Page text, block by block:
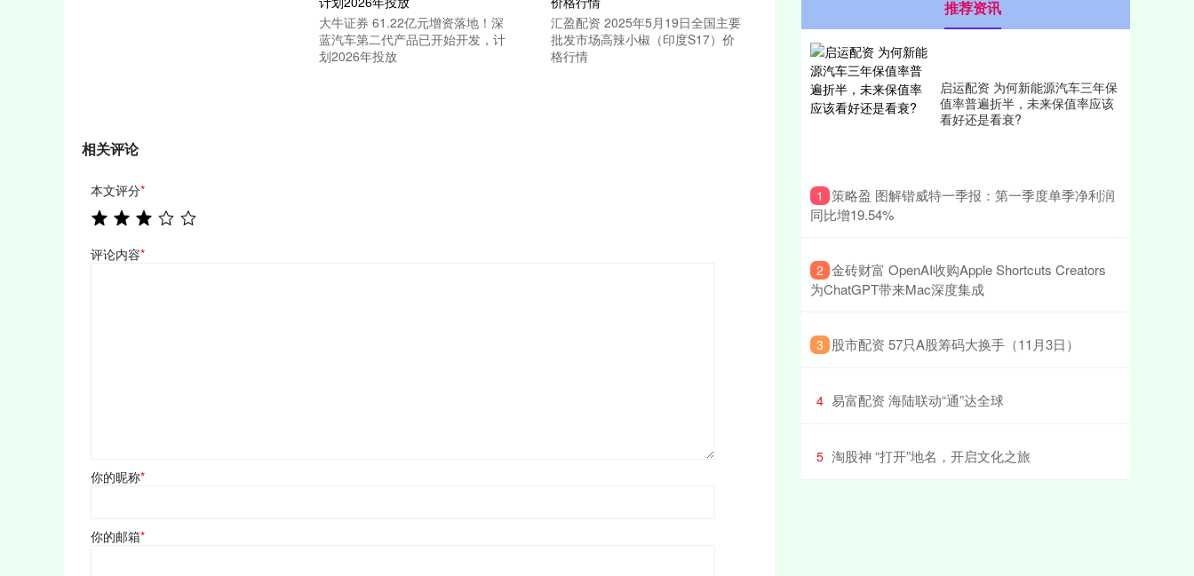
大牛证券 61.22亿元增资落地！深
蓝汽车第二代产品已开始开发，计
划2026年投放
汇盈配资 2025年5月19日全国主要
批发市场高辣小椒（印度S17）价
格行情
相关评论
本文评分*
评论内容*
你的昵称*
你的邮箱*
推荐资讯
启运配资 为何新能源汽车三年保
值率普遍折半，未来保值率应该
看好还是看衰?
1 ​策略盈 图解锴威特一季报：第一季度单季净利润
同比增19.54%
2 ​金砖财富 OpenAI收购Apple Shortcuts Creators
为ChatGPT带来Mac深度集成
3 ​股市配资 57只A股筹码大换手（11月3日）
4 ​易富配资 海陆联动“通”达全球
5 ​淘股神 “打开”地名，开启文化之旅